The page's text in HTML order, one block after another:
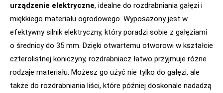
urządzenie elektryczne, idealne do rozdrabniania gałęzi i
miękkiego materiału ogrodowego. Wyposażony jest w
efektywny silnik elektryczny, który poradzi sobie z gałęziami
o średnicy do 35 mm. Dzięki otwartemu otworowi w kształcie
czterolistnej koniczyny, rozdrabniacz łatwo przyjmuje różne
rodzaje materiału. Możesz go użyć nie tylko do gałęzi, ale
także do rozdrabniania liści, które później doskonale nadadzą